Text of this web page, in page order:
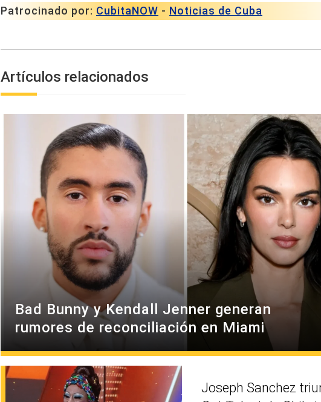
Patrocinado por: CubitaNOW - Noticias de Cuba
Artículos relacionados
Bad Bunny y Kendall Jenner generan
rumores de reconciliación en Miami
Joseph Sanchez